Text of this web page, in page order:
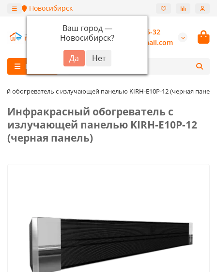
Новосибирск
Ваш город —
Новосибирск?
+7 (913) 987-55-32
burannsk@gmail.com
Каталог
обогреватель с излучающей панелью KIRH-E10P-12 (черная
Инфракрасный обогреватель с
излучающей панелью KIRH-E10P-12
(черная панель)